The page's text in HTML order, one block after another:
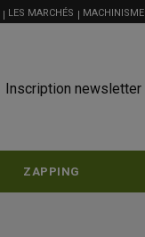
LES MARCHÉS MACHINISME
Inscription newsletter
ZAPPING